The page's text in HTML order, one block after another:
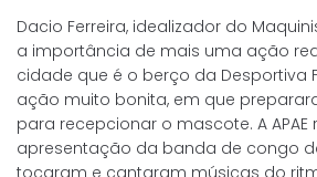
Dacio Ferreira, idealizador do
a importância de mais uma ação
cidade que é o berço da Desportiva
ação muito bonita, em que
para recepcionar o mascote. A APAE
apresentação da banda de congo